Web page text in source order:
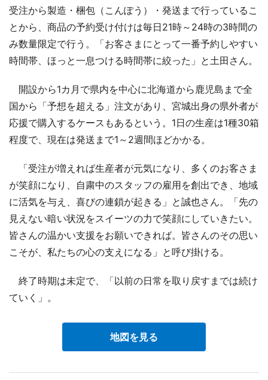
受注から製造・梱包（こんぽう）・発送まで行っているこ
とから、商品の予約受け付けは毎日21時～24時の3時間の
み数量限定で行う。「お客さまにとって一番予約しやすい
時間帯、ほっと一息つける時間帯に絞った」と土田さん。
開設から1カ月で県内を中心に北海道から鹿児島まで全
国から「予想を超える」注文があり、宮城出身の県外者が
応援で購入するケースもあるという。1日の生産は1種30箱
程度で、現在は発送まで1～2週間ほどかかる。
「受注が増えれば生産者が元気になり、多くのお客さま
が笑顔になり、自粛中のスタッフの雇用を創出でき、地域
に活気を与え、喜びの連鎖が起きる」と誠也さん。「先の
見えない暗い状況をスイーツの力で笑顔にしていきたい。
皆さんの温かい支援をお願いできれば。皆さんのその思い
こそが、私たちの心の支えになる」と呼び掛ける。
終了時期は未定で、「以前の日常を取り戻すまでは続け
ていく」。
地図を見る